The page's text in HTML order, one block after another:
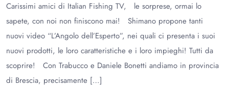
Carissimi amici di Italian Fishing TV, le sorprese, ormai lo
sapete, con noi non finiscono mai! Shimano propone tanti
nuovi video “L’Angolo dell’Esperto”, nei quali ci presenta i suoi
nuovi prodotti, le loro caratteristiche e i loro impieghi! Tutti da
scoprire! Con Trabucco e Daniele Bonetti andiamo in provincia
di Brescia, precisamente […]